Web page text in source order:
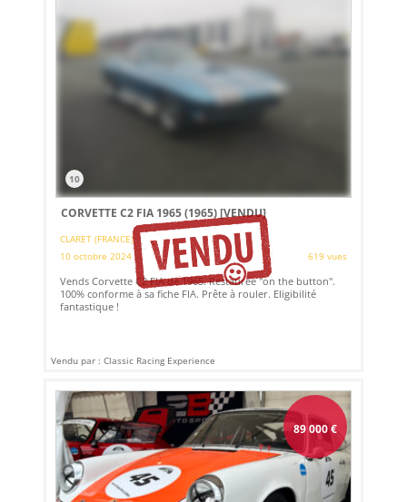
10
CORVETTE C2 FIA 1965 (1965)[VENDU]
CLARET (FRANCE)
10 octobre 2024
619 vues
Vends Corvette C2 FIA de 1965. Restaurée "on the button".
100% conforme à sa fiche FIA. Prête à rouler. Eligibilité
fantastique !
Vendu par : Classic Racing Experience
89 000€